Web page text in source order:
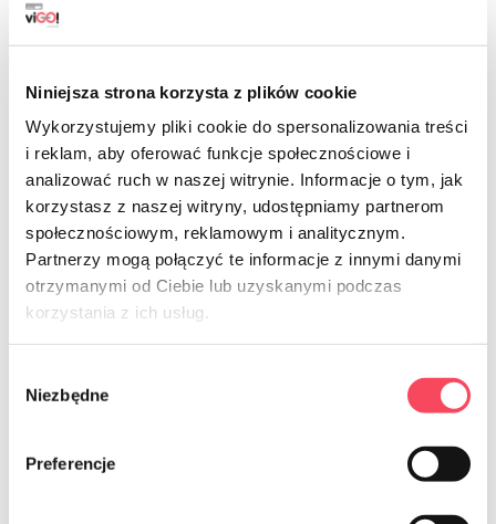
Niniejsza strona korzysta z plików cookie
Wykorzystujemy pliki cookie do spersonalizowania treści
i reklam, aby oferować funkcje społecznościowe i
analizować ruch w naszej witrynie. Informacje o tym, jak
korzystasz z naszej witryny, udostępniamy partnerom
społecznościowym, reklamowym i analitycznym.
Partnerzy mogą połączyć te informacje z innymi danymi
otrzymanymi od Ciebie lub uzyskanymi podczas
korzystania z ich usług.
zgody
Niezbędne
Preferencje
7316020
viGO! Bio taniere z cukrovej trstiny,
štvorcové, 20x20cm, 6 kusov
6,99 zł brutto
- +